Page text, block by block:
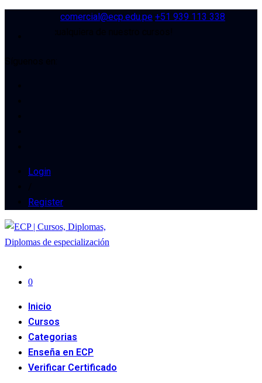
comercial@ecp.edu.pe +51 939 113 338
Login
Register
0
Inicio
Cursos
Categorias
Enseña en ECP
Verificar Certificado